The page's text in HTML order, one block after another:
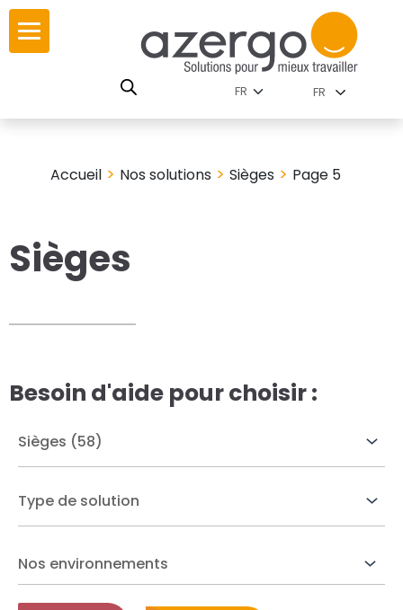
Skip
content
Vie
Azergo
FR
Accueil> Nos solutions > Sièges > Page 5
Sièges
Besoin d'aide pour choisir :
Nos environnements